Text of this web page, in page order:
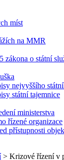
míst
na MMR
zákona o státní
nejvyššího
státní tajemnice
ministerstva
řízené organizace
přístupnosti
> Krizové řízení v